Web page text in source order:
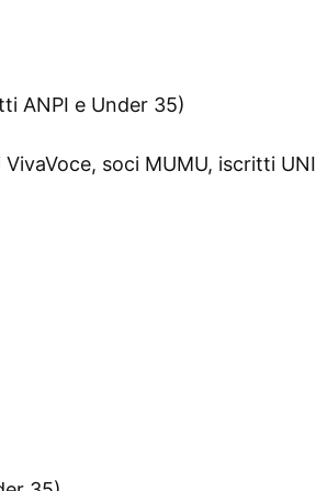
ANPI e Under 35)
soci MUMU, iscritti